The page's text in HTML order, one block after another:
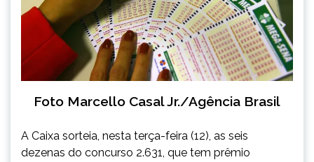
Foto Marcello Casal Jr./Agência Brasil
A Caixa sorteia, nesta terça-feira (12), as seis
dezenas do concurso 2.631, que tem prêmio